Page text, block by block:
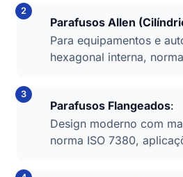
Parafusos Allen
Para equipamentos e
hexagonal interna,
Parafusos Flangeados:
Design moderno com
norma ISO 7380,